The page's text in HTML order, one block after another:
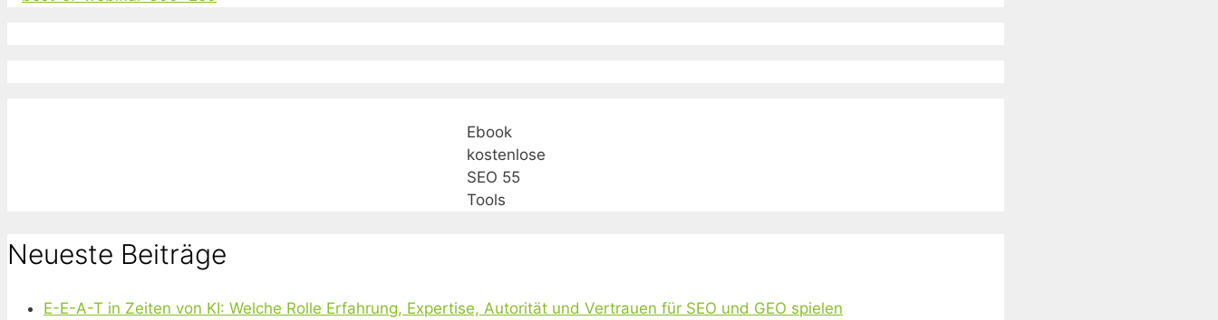
Ebook
kostenlose
SEO 55
Tools
Neueste Beiträge
E-E-A-T in Zeiten von KI: Welche Rolle Erfahrung, Expertise, Autorität und Vertrauen für SEO und GEO spielen